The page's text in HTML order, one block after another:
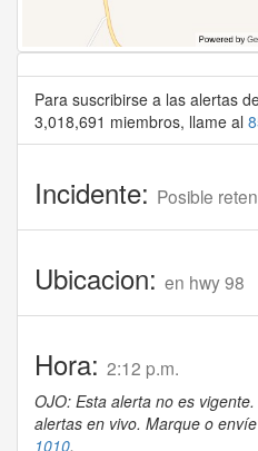
Para suscribirse a las alertas
3,018,691 miembros, llame al
Incidente: Posible reten
Ubicacion: en hwy 98
Hora: 2:12 p.m.
OJO: Esta alerta no es
alertas en vivo. Marque o
1010.